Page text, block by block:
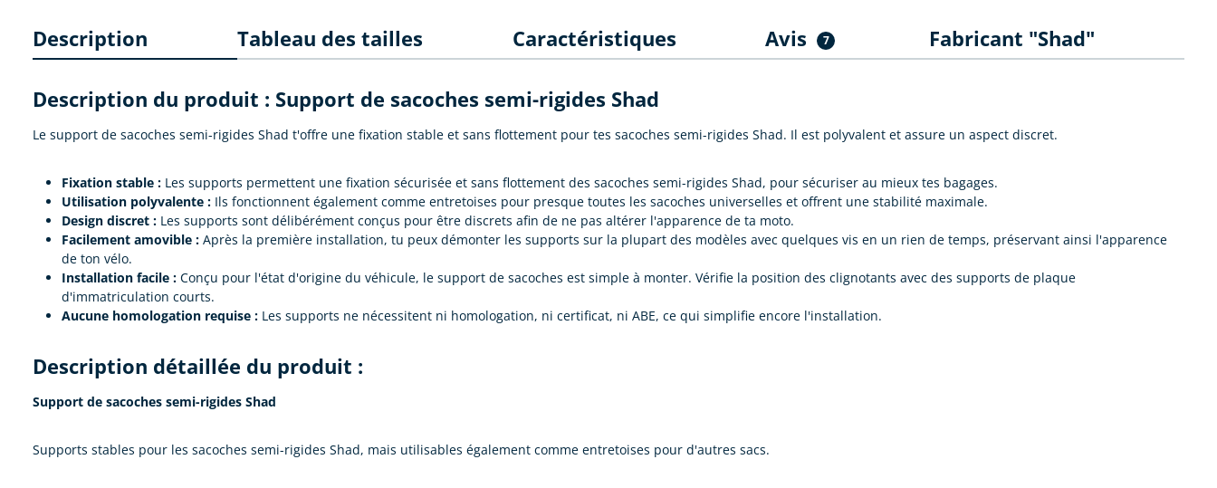
Description Tableau des tailles Caractéristiques Avis 7 Fabricant "Shad"
Description du produit : Support de sacoches semi-rigides Shad
Le support de sacoches semi-rigides Shad t'offre une fixation stable et sans flottement pour tes sacoches semi-rigides Shad. Il est polyvalent et assure un aspect discret.
Fixation stable : Les supports permettent une fixation sécurisée et sans flottement des sacoches semi-rigides Shad, pour sécuriser au mieux tes bagages.
Utilisation polyvalente : Ils fonctionnent également comme entretoises pour presque toutes les sacoches universelles et offrent une stabilité maximale.
Design discret : Les supports sont délibérément conçus pour être discrets afin de ne pas altérer l'apparence de ta moto.
Facilement amovible : Après la première installation, tu peux démonter les supports sur la plupart des modèles avec quelques vis en un rien de temps, préservant ainsi l'apparence
de ton vélo.
Installation facile : Conçu pour l'état d'origine du véhicule, le support de sacoches est simple à monter. Vérifie la position des clignotants avec des supports de plaque
d'immatriculation courts.
Aucune homologation requise : Les supports ne nécessitent ni homologation, ni certificat, ni ABE, ce qui simplifie encore l'installation.
Description détaillée du produit :
Support de sacoches semi-rigides Shad
Supports stables pour les sacoches semi-rigides Shad, mais utilisables également comme entretoises pour d'autres sacs.